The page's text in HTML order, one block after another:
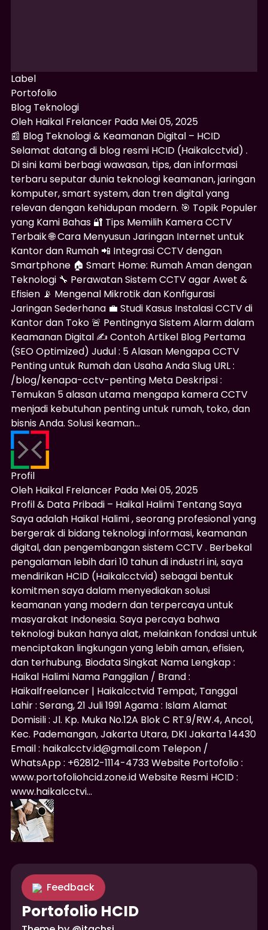
Label
Portofolio
Blog Teknologi
Oleh Haikal Frelancer Pada Mei 05, 2025
📰 Blog Teknologi & Keamanan Digital – HCID
Selamat datang di blog resmi HCID (Haikalcctvid) .
Di sini kami berbagi wawasan, tips, dan informasi
terbaru seputar dunia teknologi keamanan, jaringan
komputer, smart system, dan tren digital yang
relevan dengan kehidupan modern. 🎯 Topik Populer
yang Kami Bahas 🔐 Tips Memilih Kamera CCTV
Terbaik 🌐 Cara Menyusun Jaringan Internet untuk
Kantor dan Rumah 📲 Integrasi CCTV dengan
Smartphone 🏠 Smart Home: Rumah Aman dengan
Teknologi 🔧 Perawatan Sistem CCTV agar Awet &
Efisien 📡 Mengenal Mikrotik dan Konfigurasi
Jaringan Sederhana 💼 Studi Kasus Instalasi CCTV di
Kantor dan Toko 🚨 Pentingnya Sistem Alarm dalam
Keamanan Digital ✍️ Contoh Artikel Blog Pertama
(SEO Optimized) Judul : 5 Alasan Mengapa CCTV
Penting untuk Rumah dan Usaha Anda Slug URL :
/blog/kenapa-cctv-penting Meta Deskripsi :
Temukan 5 alasan utama mengapa kamera CCTV
menjadi kebutuhan penting untuk rumah, toko, dan
bisnis Anda. Solusi keaman...
Profil
Oleh Haikal Frelancer Pada Mei 05, 2025
Profil & Data Pribadi – Haikal Halimi Tentang Saya
Saya adalah Haikal Halimi , seorang profesional yang
bergerak di bidang teknologi informasi, keamanan
digital, dan pengembangan sistem CCTV . Berbekal
pengalaman lebih dari 10 tahun di industri ini, saya
mendirikan HCID (Haikalcctvid) sebagai bentuk
komitmen saya dalam menyediakan solusi
keamanan yang modern dan terpercaya untuk
masyarakat Indonesia. Saya percaya bahwa
teknologi bukan hanya alat, melainkan fondasi untuk
menciptakan lingkungan yang lebih aman, efisien,
dan terhubung. Biodata Singkat Nama Lengkap :
Haikal Halimi Nama Panggilan / Brand :
Haikalfreelancer | Haikalcctvid Tempat, Tanggal
Lahir : Serang, 21 Juli 1991 Agama : Islam Alamat
Domisili : Jl. Kp. Muka No.12A Blok C RT.9/RW.4, Ancol,
Kec. Pademangan, Jakarta Utara, DKI Jakarta 14430
Email : haikalcctv.id@gmail.com Telepon /
WhatsApp : +62812-1114-4733 Website Portofolio :
www.portofoliohcid.zone.id Website Resmi HCID :
www.haikalcctvi...
Portofolio HCID
Feedback